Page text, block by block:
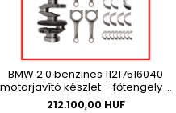
BMW 2.0 benzines 11217516040
motorjavító készlet – főtengely +
csapágyak , Az ár az ÁFÁ-t nem
212.100,00 HUF